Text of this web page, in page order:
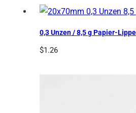
0,3 Unzen / 8,5 g Papier-
$1.26